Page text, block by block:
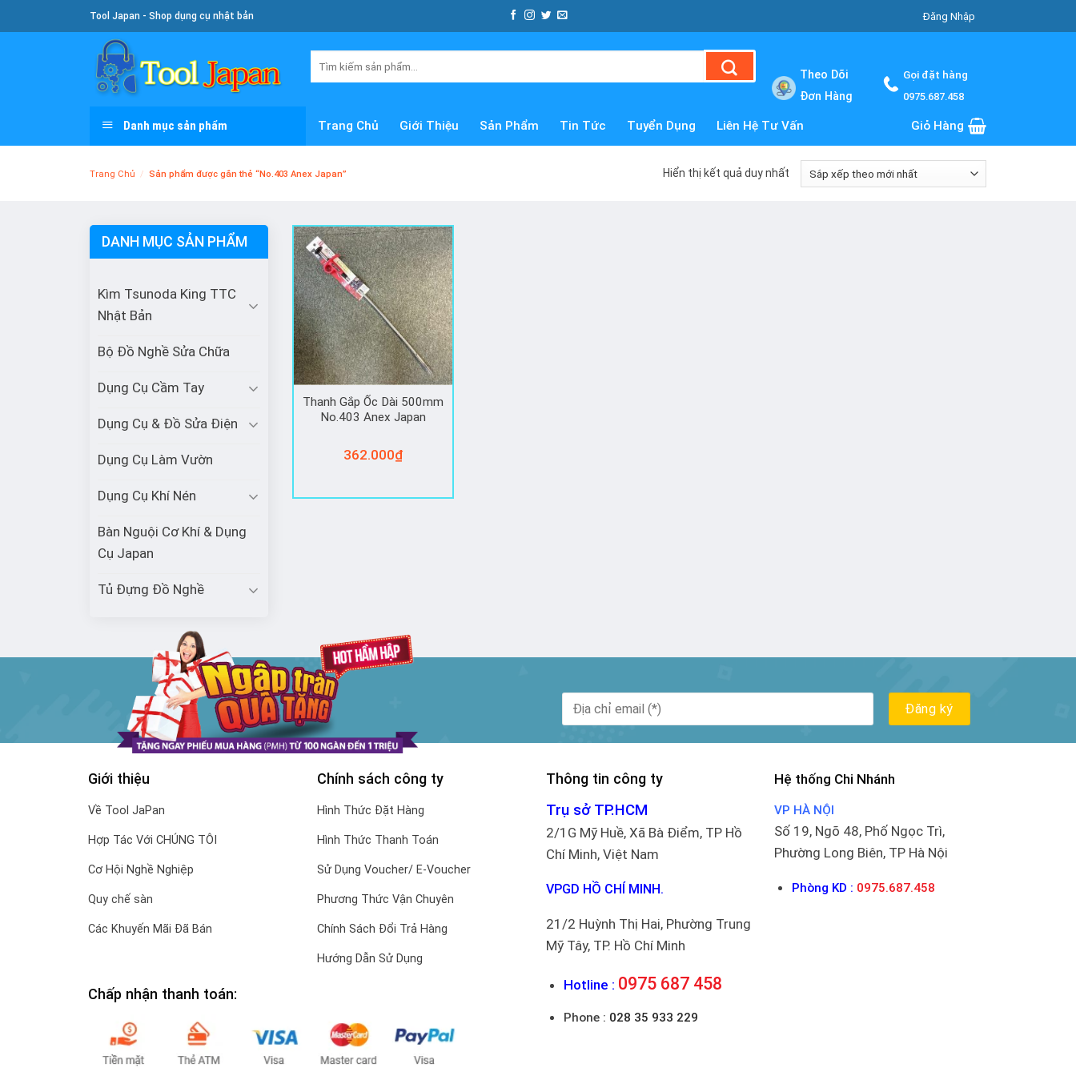
To
Tool Japan - Shop dụng cụ nhật bản Đăng Nhập
Theo Dõi
Đơn Hàng
Gọi đặt hàng
0975.687.458
Danh mục sản phẩm Trang Chủ Giới Thiệu Sản Phẩm Tin Tức Tuyển Dụng Liên Hệ Tư Vấn Giỏ Hàng
Trang Chủ / Sản phẩm được gắn thẻ “No.403 Anex Japan” Hiển thị kết quả duy nhất
DANH MỤC SẢN PHẨM
Kìm Tsunoda King TTC
Nhật Bản
Bộ Đồ Nghề Sửa Chữa
Dụng Cụ Cầm Tay
Dụng Cụ & Đồ Sửa Điện
Dụng Cụ Làm Vườn
Dụng Cụ Khí Nén
Bàn Nguội Cơ Khí & Dụng
Cụ Japan
Tủ Đựng Đồ Nghề
Thanh Gắp Ốc Dài 500mm
No.403 Anex Japan
362.000₫
Giới thiệu
Về Tool JaPan
Hợp Tác Với CHÚNG TÔI
Cơ Hội Nghề Nghiệp
Quy chế sàn
Các Khuyến Mãi Đã Bán
Chính sách công ty
Hình Thức Đặt Hàng
Hình Thức Thanh Toán
Sử Dụng Voucher/ E-Voucher
Phương Thức Vận Chuyên
Chính Sách Đổi Trả Hàng
Hướng Dẫn Sử Dụng
Chấp nhận thanh toán:
Thông tin công ty
Trụ sở TP.HCM
2/1G Mỹ Huề, Xã Bà Điểm, TP Hồ
Chí Minh, Việt Nam
VPGD HỒ CHÍ MINH.
21/2 Huỳnh Thị Hai, Phường Trung
Mỹ Tây, TP. Hồ Chí Minh
Hotline : 0975 687 458
Phone : 028 35 933 229
Hệ thống Chi Nhánh
VP HÀ NỘI
Số 19, Ngõ 48, Phố Ngọc Trì,
Phường Long Biên, TP Hà Nội
Phòng KD : 0975.687.458